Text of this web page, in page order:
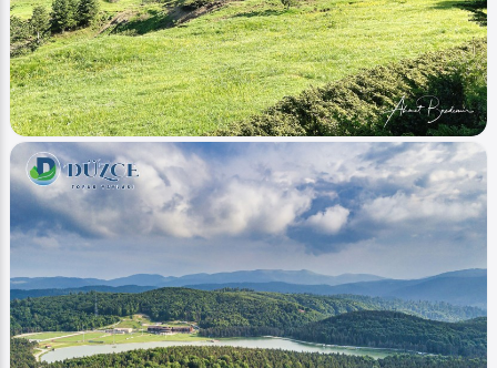
Image Yaylalar - Plateaus
Kocayayla İlkbahar (Plateaus)